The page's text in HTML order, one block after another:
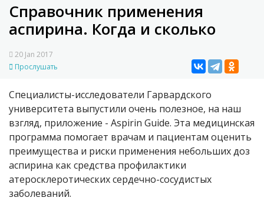
Справочник применения
аспирина. Когда и сколько
20 Jan 2017
Прослушать
Специалисты-исследователи Гарвардского
университета выпустили очень полезное, на наш
взгляд, приложение - Aspirin Guide. Эта медицинская
программа помогает врачам и пациентам оценить
преимущества и риски применения небольших доз
аспирина как средства профилактики
атеросклеротических сердечно-сосудистых
заболеваний.